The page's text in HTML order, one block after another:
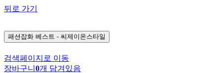
뒤로 가기
패션잡화 베스트 - 씨제이온스타일
검색페이지로 이동
장바구니 0개 담겨있음